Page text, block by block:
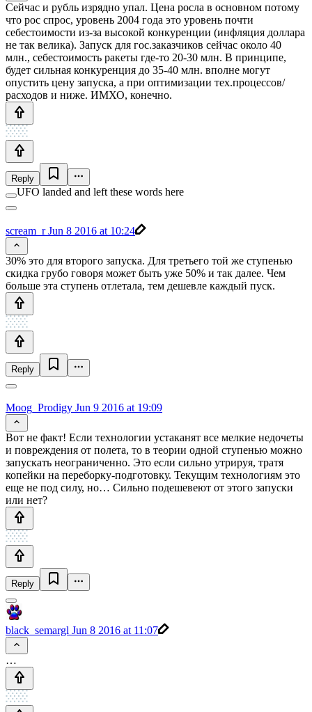
Сейчас и рубль изрядно упал. Цена росла в основном потому
что рос спрос, уровень 2004 года это уровень почти
себестоимости из-за высокой конкуренции (инфляция доллара
не так велика). Запуск для гос.заказчиков сейчас около 40
млн., себестоимость ракеты где-то 20-30 млн. В принципе,
будет сильная конкуренция до 35-40 млн. вполне могут
опустить цену запуска, а при оптимизации тех.процессов/
расходов и ниже. ИМХО, конечно.
Reply
UFO landed and left these words here
scream_rJun 8 2016 at 10:24
30% это для второго запуска. Для третьего той же ступенью
скидка грубо говоря может быть уже 50% и так далее. Чем
больше эта ступень отлетала, тем дешевле каждый пуск.
Reply
Moog_Prodigy Jun 9 2016 at 19:09
Вот не факт! Если технологии устаканят все мелкие недочеты
и повреждения от полета, то в теории одной ступенью можно
запускать неограниченно. Это если сильно утрируя, тратя
копейки на переборку-подготовку. Текущим технологиям это
еще не под силу, но… Сильно подешевеют от этого запуски
или нет?
Reply
black_semargl Jun 8 2016 at 11:07
…